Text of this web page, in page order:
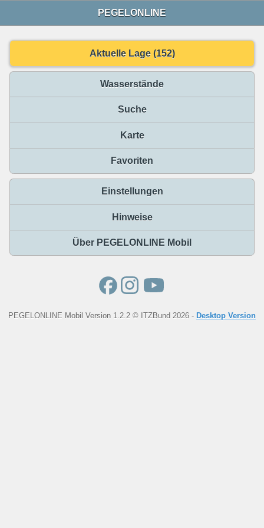
PEGELONLINE
Aktuelle Lage (152)
Wasserstände
Suche
Karte
Favoriten
Einstellungen
Hinweise
Über PEGELONLINE Mobil
PEGELONLINE Mobil Version 1.2.2 © ITZBund 2026 - Desktop Version